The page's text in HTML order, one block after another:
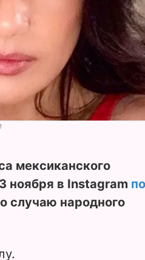
мексиканского
ноября в Instagram
случаю народного